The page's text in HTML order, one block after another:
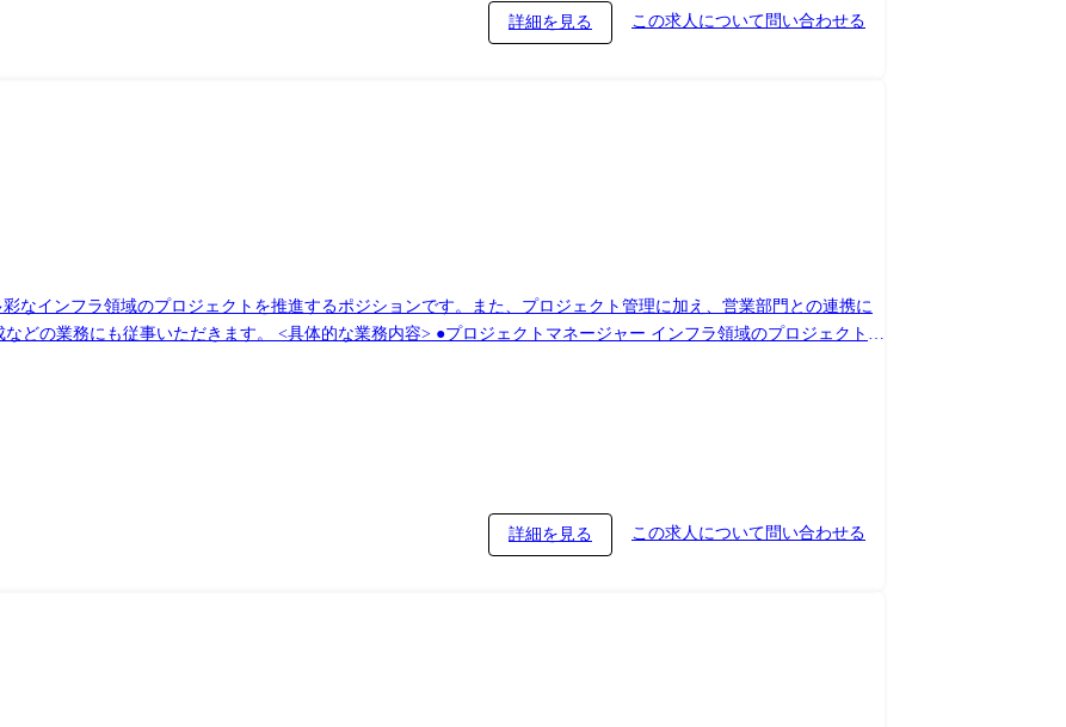
詳細を見る この求人について問い合わせる
なインフラ領域のプロジェクトを推進するポジションです。また、プロジェクト管理に加え、営業部門との連携に
●プロジェクトマネージャー インフラ領域のプロジェクトに
ュニケーションを通じた業務要件の整理 ・ビジネス要求定義書の精査およびシステム要件定義の支援 ・担当プロ
およびビジネス拡大
、後進育成などを担っていただける方、ご一緒に事業拡大を牽引いただける方を幹部候補としてお迎えしていま
詳細を見る この求人について問い合わせる